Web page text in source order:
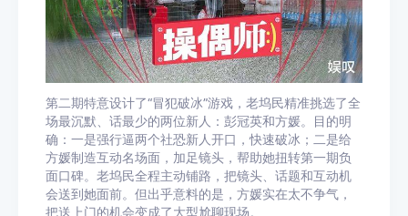
第二期特意设计了“冒犯破冰”游戏，老坞民精准挑选了全
场最沉默、话最少的两位新人：彭冠英和方媛。目的明
确：一是强行逼两个社恐新人开口，快速破冰；二是给
方媛制造互动名场面，加足镜头，帮助她扭转第一期负
面口碑。老坞民全程主动铺路，把镜头、话题和互动机
会送到她面前。但出乎意料的是，方媛实在太不争气，
把送上门的机会变成了大型尬聊现场。